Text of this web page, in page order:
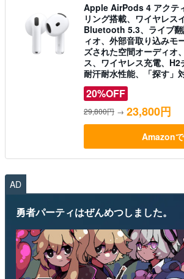
Apple AirPods 4 アクテ
リング搭載、ワイヤレス
Bluetooth 5.3、ライブ
ィオ、外部音取り込みモ
ズされた空間オーディオ
ス、ワイヤレス充電、H2
耐汗耐水性能、「探す」
20%OFF
29,800円 → 23,800円
Amazon
AD
勇者パーティはぜんめつしました。